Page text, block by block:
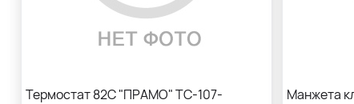
Термостат 82С "ПРАМО" ТС-107-
Манжета